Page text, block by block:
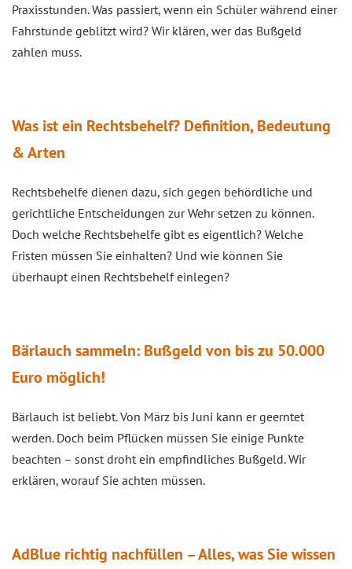
Praxisstunden. Was passiert, wenn ein Schüler während einer
Fahrstunde geblitzt wird? Wir klären, wer das Bußgeld
zahlen muss.
Was ist ein Rechtsbehelf? Definition, Bedeutung
& Arten
Rechtsbehelfe dienen dazu, sich gegen behördliche und
gerichtliche Entscheidungen zur Wehr setzen zu können.
Doch welche Rechtsbehelfe gibt es eigentlich? Welche
Fristen müssen Sie einhalten? Und wie können Sie
überhaupt einen Rechtsbehelf einlegen?
Bärlauch sammeln: Bußgeld von bis zu 50.000
Euro möglich!
Bärlauch ist beliebt. Von März bis Juni kann er geerntet
werden. Doch beim Pflücken müssen Sie einige Punkte
beachten – sonst droht ein empfindliches Bußgeld. Wir
erklären, worauf Sie achten müssen.
AdBlue richtig nachfüllen – Alles, was Sie wissen